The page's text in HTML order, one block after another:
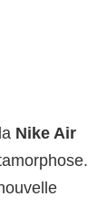
Nike Air